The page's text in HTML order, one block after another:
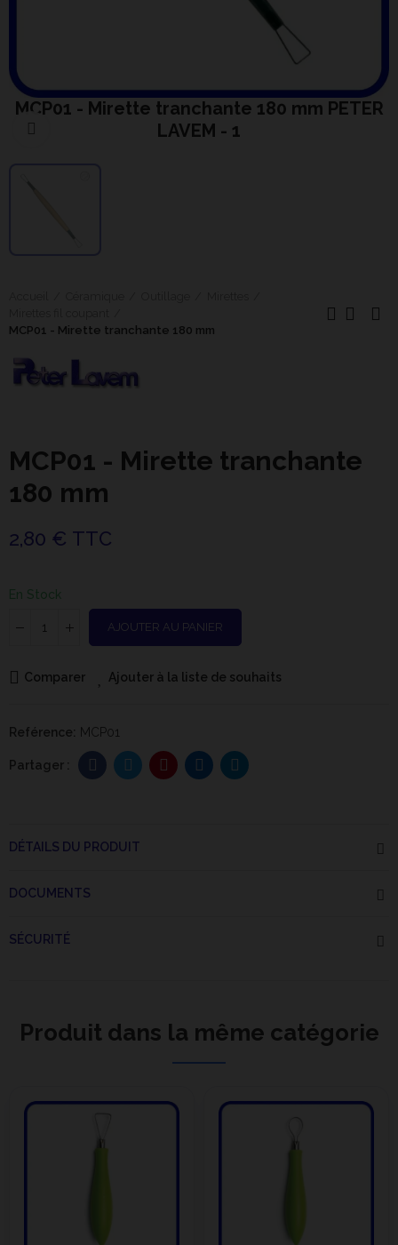
MCP01 - Mirette tranchante 180 mm PETER
LAVEM - 1
MCP01 - Mirette tranchante 180 mm
MCP01 - Mirette tranchante
180 mm
2,80 € TTC
En Stock
AJOUTER AU PANIER
Comparer Ajouter à la liste de souhaits
Reférence: MCP01
DÉTAILS DU PRODUIT
DOCUMENTS
SÉCURITÉ
Produit dans la même catégorie